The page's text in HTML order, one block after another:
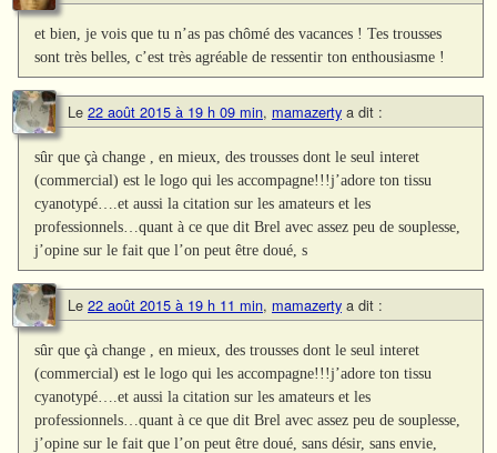
et bien, je vois que tu n’as pas chômé des vacances ! Tes trousses
sont très belles, c’est très agréable de ressentir ton enthousiasme !
Le 22 août 2015 à 19 h 09 min, mamazerty a dit :
sûr que çà change , en mieux, des trousses dont le seul interet
(commercial) est le logo qui les accompagne!!!j’adore ton tissu
cyanotypé….et aussi la citation sur les amateurs et les
professionnels…quant à ce que dit Brel avec assez peu de souplesse,
j’opine sur le fait que l’on peut être doué, s
Le 22 août 2015 à 19 h 11 min, mamazerty a dit :
sûr que çà change , en mieux, des trousses dont le seul interet
(commercial) est le logo qui les accompagne!!!j’adore ton tissu
cyanotypé….et aussi la citation sur les amateurs et les
professionnels…quant à ce que dit Brel avec assez peu de souplesse,
j’opine sur le fait que l’on peut être doué, sans désir, sans envie,